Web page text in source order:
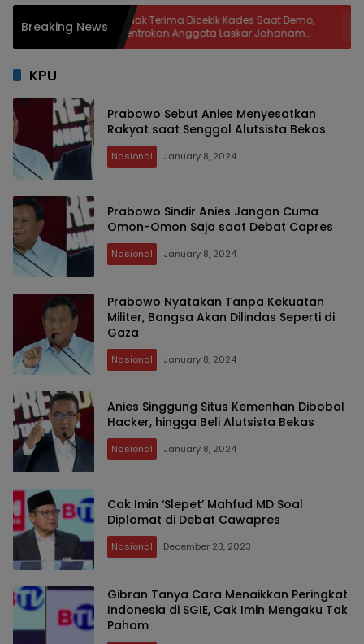
Breaking NewsTidak Terima Dicekik Kades Saat Demo,
Bentrokan Anggota Laskar Jahanam
Berlanjut di Kantor Bapenda
KPU
Prabowo Sebut Anies Menyesatkan
Rakyat saat Senggol Alutsista Bekas
Nasional January 8, 2024
Prabowo Sindir Anies Jangan Cuma
Omon-Omon Saja saat Debat Capres
Nasional January 8, 2024
Prabowo Nyatakan Tanpa Kekuatan
Militer, Bangsa Akan Dilindas Seperti di
Gaza
Nasional January 8, 2024
Anies Singgung Situs Kemenhan Dibobol
Hacker, hingga Beli Alutsista Bekas
Nasional January 8, 2024
Cak Imin ‘Slepet’ Mahfud MD Soal
Diplomat di Debat Cawapres
Nasional December 23, 2023
Gibran Tanya Cara Menaikkan Peringkat
Indonesia di SGIE, Cak Imin Mengaku Tak
Paham